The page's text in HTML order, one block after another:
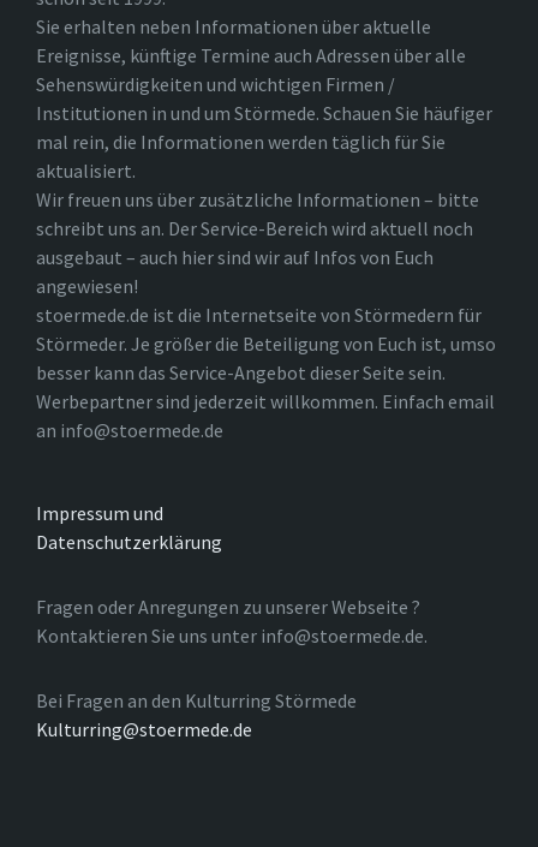
Sie erhalten neben Informationen über aktuelle
Ereignisse, künftige Termine auch Adressen über alle
Sehenswürdigkeiten und wichtigen Firmen /
Institutionen in und um Störmede. Schauen Sie häufiger
mal rein, die Informationen werden täglich für Sie
aktualisiert.
Wir freuen uns über zusätzliche Informationen – bitte
schreibt uns an. Der Service-Bereich wird aktuell noch
ausgebaut – auch hier sind wir auf Infos von Euch
angewiesen!
stoermede.de ist die Internetseite von Störmedern für
Störmeder. Je größer die Beteiligung von Euch ist, umso
besser kann das Service-Angebot dieser Seite sein.
Werbepartner sind jederzeit willkommen. Einfach email
an info@stoermede.de
Impressum und
Datenschutzerklärung
Fragen oder Anregungen zu unserer Webseite ?
Kontaktieren Sie uns unter info@stoermede.de.
Bei Fragen an den Kulturring Störmede
Kulturring@stoermede.de